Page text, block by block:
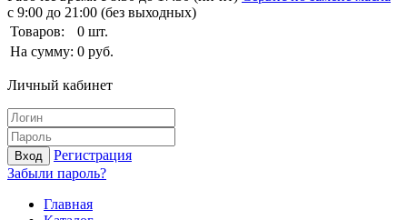
с 9:00 до 21:00 (без выходных)
Товаров:
0 шт.
На сумму: 0 руб.
Личный кабинет
Вход
Регистрация
Забыли пароль?
Главная